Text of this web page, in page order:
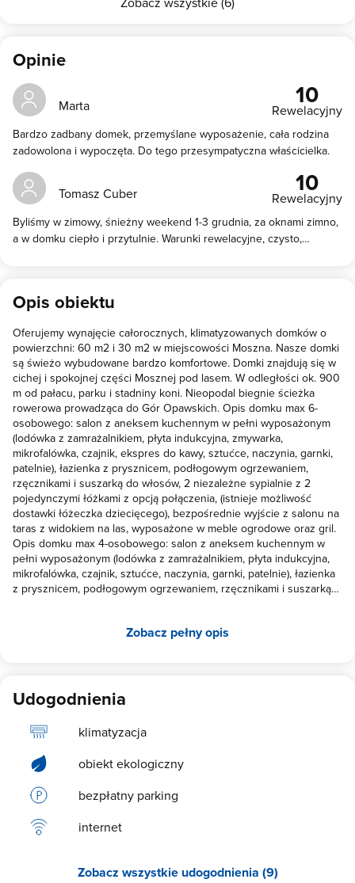
Opinie
Marta 10
Rewelacyjny
Bardzo zadbany domek, przemyślane wyposażenie, cała rodzina
zadowolona i wypoczęta. Do tego przesympatyczna właścicielka.
Tomasz Cuber 10
Rewelacyjny
Byliśmy w zimowy, śnieżny weekend 1-3 grudnia, za oknami zimno,
a w domku ciepło i przytulnie. Warunki rewelacyjne, czysto,
Opis obiektu
Oferujemy wynajęcie całorocznych, klimatyzowanych domków o
powierzchni: 60 m2 i 30 m2 w miejscowości Moszna. Nasze domki
są świeżo wybudowane bardzo komfortowe. Domki znajdują się w
cichej i spokojnej części Mosznej pod lasem. W odległości ok. 900
m od pałacu, parku i stadniny koni. Nieopodal biegnie ścieżka
rowerowa prowadząca do Gór Opawskich. Opis domku max 6-
osobowego: salon z aneksem kuchennym w pełni wyposażonym
(lodówka z zamrażalnikiem, płyta indukcyjna, zmywarka,
mikrofalówka, czajnik, ekspres do kawy, sztućce, naczynia, garnki,
patelnie), łazienka z prysznicem, podłogowym ogrzewaniem,
rzęcznikami i suszarką do włosów, 2 niezależne sypialnie z 2
pojedynczymi łóżkami z opcją połączenia, (istnieje możliwość
dostawki łóżeczka dziecięcego), bezpośrednie wyjście z salonu na
taras z widokiem na las, wyposażone w meble ogrodowe oraz gril.
Opis domku max 4-osobowego: salon z aneksem kuchennym w
pełni wyposażonym (lodówka z zamrażalnikiem, płyta indukcyjna,
mikrofalówka, czajnik, sztućce, naczynia, garnki, patelnie), łazienka
z prysznicem, podłogowym ogrzewaniem, rzęcznikami i suszarką
wyposażone w meble ogrodowe oraz gril. Domki wyróżniają się
oraz na imprezy typu wieczór kawalerski. Akceptujemy
WYCHOWANE zwierzęta tylko po wcześniejszym uzgodnieniu.
Zapraszamy serdecznie.
Zobacz pełny opis
Udogodnienia
klimatyzacja
obiekt ekologiczny
bezpłatny parking
internet
Zobacz wszystkie udogodnienia (9)